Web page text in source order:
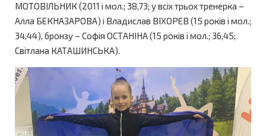
МОТОВІЛЬНИК (2011 і мол.; 38,73; у всіх трьох тренерка –
Алла БЕКНАЗАРОВА) і Владислав ВІХОРЕВ (15 років і мол.;
34,44), бронзу – Софія ОСТАНІНА (15 років і мол.; 36,45;
Світлана КАТАШИНСЬКА).